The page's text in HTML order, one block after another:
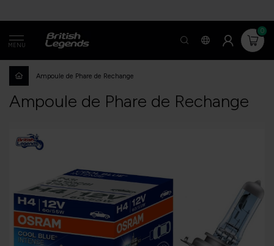
MENU
0
Ampoule de Phare de Rechange
Ampoule de Phare de Rechange